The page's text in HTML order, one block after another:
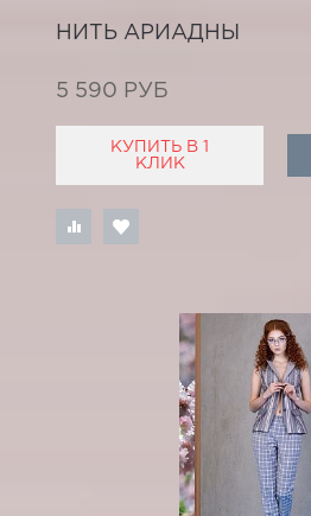
НИТЬ АРИАДНЫ
5 590 РУБ
КУПИТЬ В 1
КЛИК